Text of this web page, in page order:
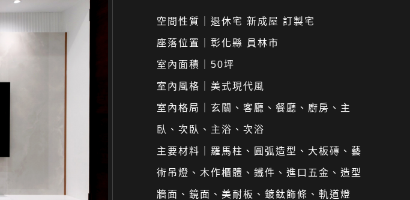
空間性質｜退休宅 新成屋 訂製宅
座落位置｜彰化縣 員林市
室內面積｜50坪
室內風格｜美式現代風
室內格局｜玄關、客廳、餐廳、廚房、主
臥、次臥、主浴、次浴
主要材料｜羅馬柱、圓弧造型、大板磚、藝
術吊燈、木作櫃體、鐵件、進口五金、造型
牆面、鏡面、美耐板、鍍鈦飾條、軌道燈